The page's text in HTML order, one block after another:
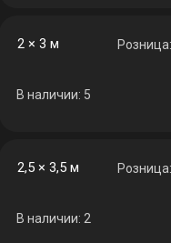
2 × 3 м Розница:
В наличии: 5
2,5 × 3,5 м Розница:
В наличии: 2